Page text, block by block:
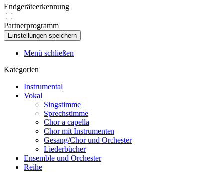
Endgeräteerkennung
Partnerprogramm
Menü schließen
Kategorien
Instrumental
Vokal
Singstimme
Sprechstimme
Chor a capella
Chor mit Instrumenten
Gesang/Chor und Orchester
Liederbücher
Ensemble und Orchester
Reihe